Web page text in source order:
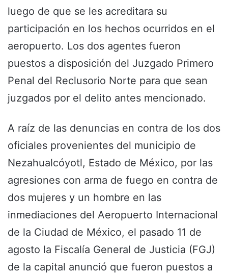
luego de que se les acreditara su
participación en los hechos ocurridos en el
aeropuerto. Los dos agentes fueron
puestos a disposición del Juzgado Primero
Penal del Reclusorio Norte para que sean
juzgados por el delito antes mencionado.
A raíz de las denuncias en contra de los dos
oficiales provenientes del municipio de
Nezahualcóyotl, Estado de México, por las
agresiones con arma de fuego en contra de
dos mujeres y un hombre en las
inmediaciones del Aeropuerto Internacional
de la Ciudad de México, el pasado 11 de
agosto la Fiscalía General de Justicia (FGJ)
de la capital anunció que fueron puestos a